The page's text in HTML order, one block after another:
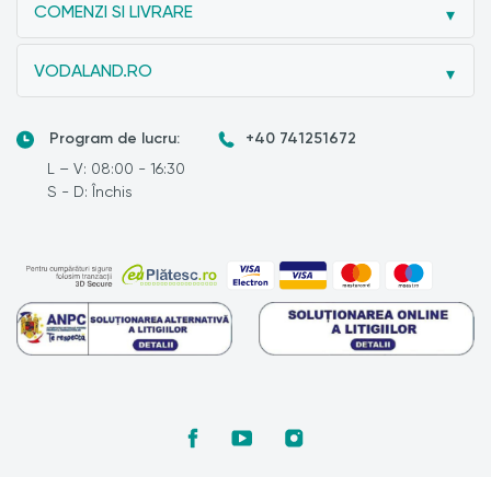
COMENZI SI LIVRARE
VODALAND.RO
Program de lucru:
L – V: 08:00 - 16:30
S - D: Închis
+40 741251672